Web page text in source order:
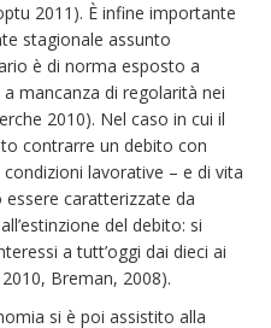
2011). È infine importante
stagionale assunto
è di norma esposto a
mancanza di regolarità nei
2010). Nel caso in cui il
contrarre un debito con
lavorative – e di vita
caratterizzate da
del debito: si
a tutt’oggi dai dieci ai
Breman, 2008).
si è poi assistito alla